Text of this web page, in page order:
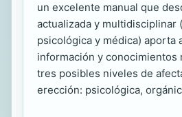
un excelente manual que
actualizada y multidisciplinar
psicológica y médica) aporta
información y conocimientos
tres posibles niveles de
erección: psicológica,